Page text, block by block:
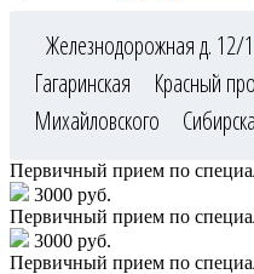
Железнодорожная д. 12/
Гагаринская
Красный
Михайловского
Первичный прием по
3000 руб.
Первичный прием по
3000 руб.
Первичный прием по